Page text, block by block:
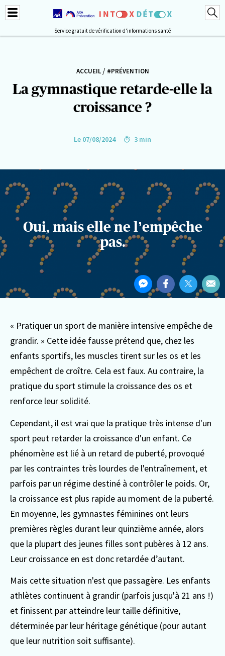
Service gratuit de vérification d'informations santé
ACCUEIL/ #PRÉVENTION
La gymnastique retarde-elle la
croissance ?
Le 07/08/2024 3 min
Oui, mais elle ne l’empêche
pas.
Partager
cetPartager
sur
Partager
sur
Partager
sur Par
« Pratiquer un sport de manière intensive empêche de
grandir. » Cette idée fausse prétend que, chez les
enfants sportifs, les muscles tirent sur les os et les
empêchent de croître. Cela est faux. Au contraire, la
pratique du sport stimule la croissance des os et
renforce leur solidité.
Cependant, il est vrai que la pratique très intense d'un
sport peut retarder la croissance d'un enfant. Ce
phénomène est lié à un retard de puberté, provoqué
par les contraintes très lourdes de l'entraînement, et
parfois par un régime destiné à contrôler le poids. Or,
la croissance est plus rapide au moment de la puberté.
En moyenne, les gymnastes féminines ont leurs
premières règles durant leur quinzième année, alors
que la plupart des jeunes filles sont pubères à 12 ans.
Leur croissance en est donc retardée d’autant.
Mais cette situation n'est que passagère. Les enfants
athlètes continuent à grandir (parfois jusqu'à 21 ans !)
et finissent par atteindre leur taille définitive,
déterminée par leur héritage génétique (pour autant
que leur nutrition soit suffisante).